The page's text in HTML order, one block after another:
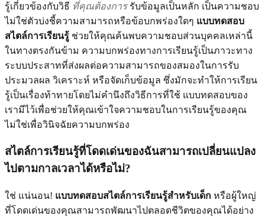
รู้เกี่ยวข้องกับวิธี ที่คุณต้องการรับข้อมูลเป็นหลัก เป็นความชอบ
ไม่ใช่ตัวบ่งชี้ความสามารถหรือข้อบกพร่องใดๆ แบบทดสอบ
สไตล์การเรียนรู้ ช่วยให้คุณค้นพบความชอบส่วนบุคคลเหล่านี้
ในทางตรงกันข้าม ความบกพร่องทางการเรียนรู้เป็นภาวะทาง
ระบบประสาทที่ส่งผลต่อความสามารถของสมองในการรับ
ประมวลผล วิเคราะห์ หรือจัดเก็บข้อมูล ซึ่งมักจะทำให้การเรียน
รู้เป็นเรื่องท้าทายโดยไม่คำนึงถึงวิธีการที่ใช้ แบบทดสอบของ
เรามีไว้เพื่อช่วยให้คุณเข้าใจความชอบในการเรียนรู้ของคุณ
ไม่ใช่เพื่อวินิจฉัยความบกพร่อง
สไตล์การเรียนรู้ที่โดดเด่นของฉันสามารถเปลี่ยนแปลง
ไปตามกาลเวลาได้หรือไม่?
ใช่ แน่นอน! แบบทดสอบสไตล์การเรียนรู้สำหรับเด็ก หรือผู้ใหญ่
ที่โดดเด่นของคุณสามารถพัฒนาไปตลอดชีวิตของคุณได้อย่าง